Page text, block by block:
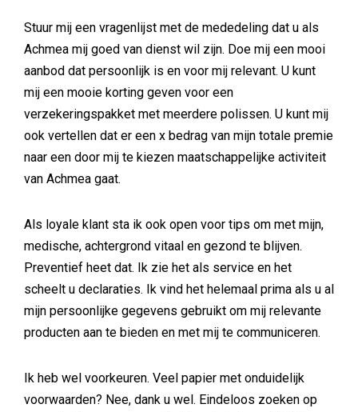
Stuur mij een vragenlijst met de mededeling dat u als
Achmea mij goed van dienst wil zijn. Doe mij een mooi
aanbod dat persoonlijk is en voor mij relevant. U kunt
mij een mooie korting geven voor een
verzekeringspakket met meerdere polissen. U kunt mij
ook vertellen dat er een x bedrag van mijn totale premie
naar een door mij te kiezen maatschappelijke activiteit
van Achmea gaat.
Als loyale klant sta ik ook open voor tips om met mijn,
medische, achtergrond vitaal en gezond te blijven.
Preventief heet dat. Ik zie het als service en het
scheelt u declaraties. Ik vind het helemaal prima als u al
mijn persoonlijke gegevens gebruikt om mij relevante
producten aan te bieden en met mij te communiceren.
Ik heb wel voorkeuren. Veel papier met onduidelijk
voorwaarden? Nee, dank u wel. Eindeloos zoeken op